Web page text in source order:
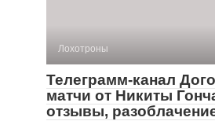
Лохотроны
Телеграмм-канал
матчи от Никиты
отзывы,